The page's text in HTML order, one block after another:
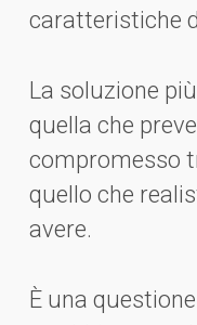
caratteristiche
La soluzione
quella che
compromesso
quello che
avere.
È una